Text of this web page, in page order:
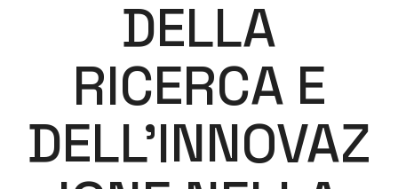
DELLA
RICERCA E
DELL’INNOVAZ